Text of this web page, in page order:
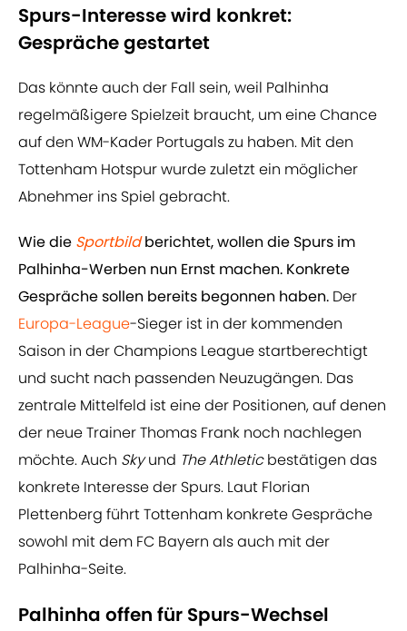
Spurs-Interesse wird konkret:
Gespräche gestartet
Das könnte auch der Fall sein, weil Palhinha
regelmäßigere Spielzeit braucht, um eine Chance
auf den WM-Kader Portugals zu haben. Mit den
Tottenham Hotspur wurde zuletzt ein möglicher
Abnehmer ins Spiel gebracht.
Wie die Sportbild berichtet, wollen die Spurs im
Palhinha-Werben nun Ernst machen. Konkrete
Gespräche sollen bereits begonnen haben. Der
Europa-League-Sieger ist in der kommenden
Saison in der Champions League startberechtigt
und sucht nach passenden Neuzugängen. Das
zentrale Mittelfeld ist eine der Positionen, auf denen
der neue Trainer Thomas Frank noch nachlegen
möchte. Auch Skyund The Athleticbestätigen das
konkrete Interesse der Spurs. Laut Florian
Plettenberg führt Tottenham konkrete Gespräche
sowohl mit dem FC Bayern als auch mit der
Palhinha-Seite.
Palhinha offen für Spurs-Wechsel